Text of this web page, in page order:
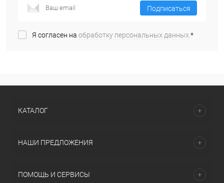
Подписаться
Я согласен на обработку персональных данных.*
КАТАЛОГ
НАШИ ПРЕДЛОЖЕНИЯ
ПОМОЩЬ И СЕРВИСЫ